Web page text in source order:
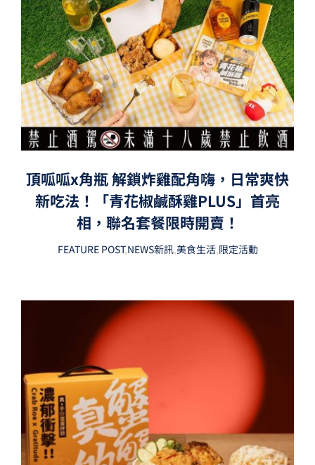
頂呱呱x角瓶 解鎖炸雞配角嗨，日常爽快
新吃法！「青花椒鹹酥雞PLUS」首亮
相，聯名套餐限時開賣！
FEATURE POST,NEWS新訊,美食生活,限定活動